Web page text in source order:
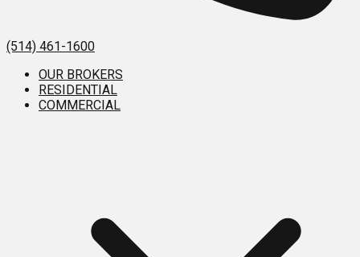
(514) 461-1600
OUR BROKERS
RESIDENTIAL
COMMERCIAL